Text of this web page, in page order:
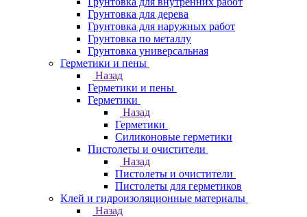
Грунтовка для дерева
Грунтовка для наружных работ
Грунтовка по металлу
Грунтовка универсальная
Герметики и пены
Назад
Герметики и пены
Герметики
Назад
Герметики
Силиконовые герметики
Пистолеты и очистители
Назад
Пистолеты и очистители
Пистолеты для герметиков
Клей и гидроизоляционные материалы
Назад